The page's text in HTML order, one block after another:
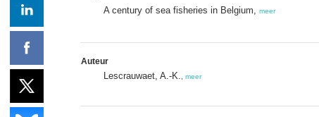
A century of sea fisheries in Belgium, meer
Auteur
Lescrauwaet, A.-K. meer